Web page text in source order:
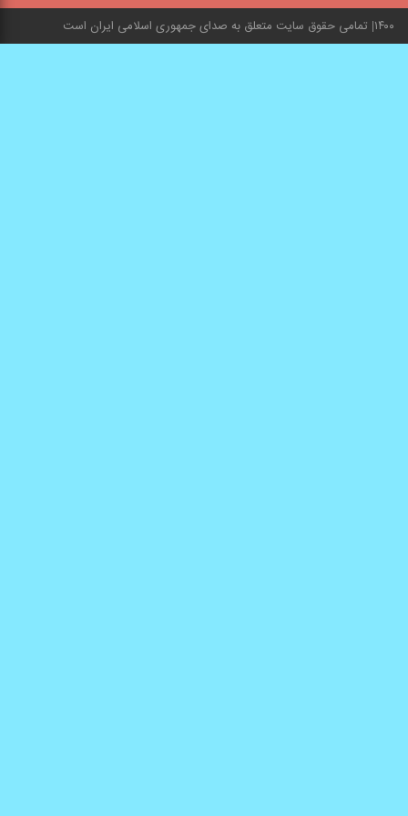
۱۴۰۰ تمامی حقوق سایت متعلق به صدای جمهوری اسلامی ایران است